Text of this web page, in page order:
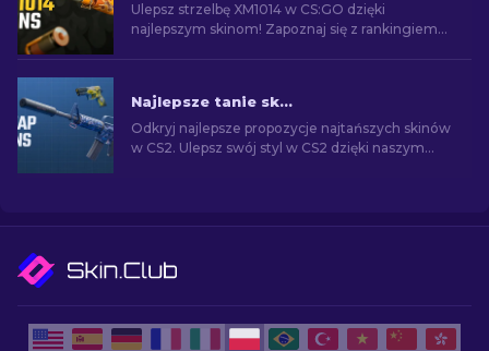
Ulepsz strzelbę XM1014 w CS:GO dzięki
najlepszym skinom! Zapoznaj się z rankingiem
Najlepsze tanie skiny w CS2 [2026]
Odkryj najlepsze propozycje najtańszych skinów
w CS2. Ulepsz swój styl w CS2 dzięki naszym